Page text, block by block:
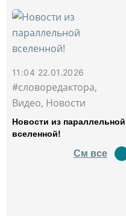
11:04 22.01.2026
#словоредактора,
Видео, Новости
Новости из параллельной
вселенной!
См все